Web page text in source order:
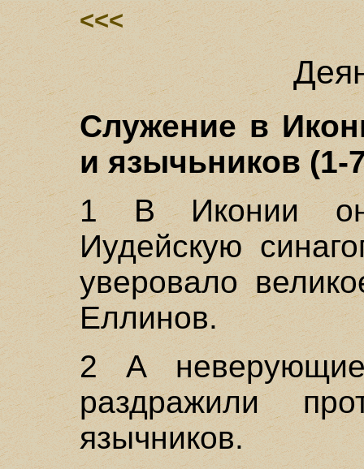
<<<
Служение в
и язычьников (1-
1 В Иконии
Иудейскую
уверовало
Еллинов.
2 А
раздражили
язычников.